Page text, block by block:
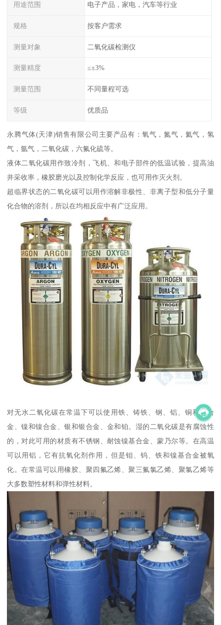
用途范围 电子产品，家电，汽车等行业
规格 按客户需求
测量对象 二氧化碳检测仪
测量精度 ≤±3%
测量范围 不同量程可选
等级 优质品
永腾气体(天津)销售有限公司主要产品有：氧气，氮气，氦气，氢
气，氩气，二氧化碳，六氟化硫等。
液体二氧化碳用作致冷剂，飞机、和电子部件的低温试验，提高油
井采收率，橡胶磨光以及控制化学反应，也可用作灭火剂。
超临界状态的二氧化碳可以用作溶解非极性、非离子型和低分子量
化合物的溶剂，所以在均相反应中有广泛应用。
对无水二氧化碳在常温下可以使用铁、铸铁、钢、铝、铜和铜合
金、镍和镍合金、银和银合金、金和铂。湿的二氧化碳是有腐蚀性
的，对此可用的材质有不锈钢、耐蚀镍基合金、蒙乃尔等。在高温
可以用铝，它有抗氧化剂作用，但是钼、钨、铁和镍基合金被氧
化。在常温可以用橡胶、聚四氟乙烯、聚三氟氯乙烯、聚氯乙烯等
大多数塑性材料和弹性材料。